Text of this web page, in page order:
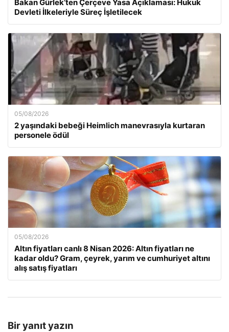
Bakan Gürlek’ten Çerçeve Yasa Açıklaması: Hukuk
Devleti İlkeleriyle Süreç İşletilecek
05/08/2026
2 yaşındaki bebeği Heimlich manevrasıyla kurtaran
personele ödül
05/08/2026
Altın fiyatları canlı 8 Nisan 2026: Altın fiyatları ne
kadar oldu? Gram, çeyrek, yarım ve cumhuriyet altını
alış satış fiyatları
Bir yanıt yazın